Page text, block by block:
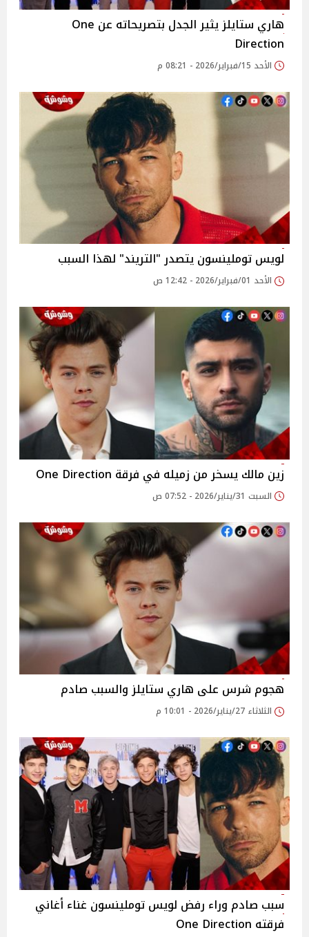
هاري ستايلز يثير الجدل بتصريحاته عن One
Direction
الأحد 15/فبراير/2026 - 08:21 م
لويس توملينسون يتصدر "التريند" لهذا السبب
الأحد 01/فبراير/2026 - 12:42 ص
زين مالك يسخر من زميله في فرقة One Direction
السبت 31/يناير/2026 - 07:52 ص
هجوم شرس على هاري ستايلز والسبب صادم
الثلاثاء 27/يناير/2026 - 10:01 م
سبب صادم وراء رفض لويس توملينسون غناء أغاني
فرقته One Direction